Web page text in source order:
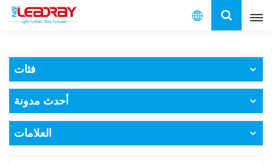
العربية
فئات
أحدث مدونة
العلامات